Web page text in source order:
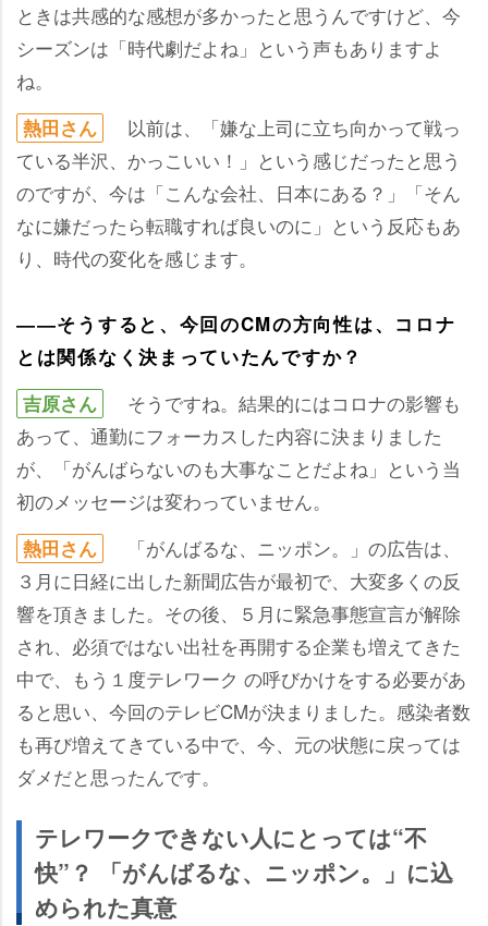
ときは共感的な感想が多かったと思うんですけど、今
シーズンは「時代劇だよね」という声もありますよ
ね。
熱田さん
以前は、「嫌な上司に立ち向かって戦っ
ている半沢、かっこいい！」という感じだったと思う
のですが、今は「こんな会社、日本にある？」「そん
なに嫌だったら転職すれば良いのに」という反応もあ
り、時代の変化を感じます。
――そうすると、今回のCMの方向性は、コロナ
とは関係なく決まっていたんですか？
吉原さん
そうですね。結果的にはコロナの影響も
あって、通勤にフォーカスした内容に決まりました
が、「がんばらないのも大事なことだよね」という当
初のメッセージは変わっていません。
熱田さん
「がんばるな、ニッポン。」の広告は、
３月に日経に出した新聞広告が最初で、大変多くの反
響を頂きました。その後、５月に緊急事態宣言が解除
され、必須ではない出社を再開する企業も増えてきた
中で、もう１度テレワーク の呼びかけをする必要があ
ると思い、今回のテレビCMが決まりました。感染者数
も再び増えてきている中で、今、元の状態に戻っては
ダメだと思ったんです。
テレワークできない人にとっては“不
快”？ 「がんばるな、ニッポン。」に込
められた真意